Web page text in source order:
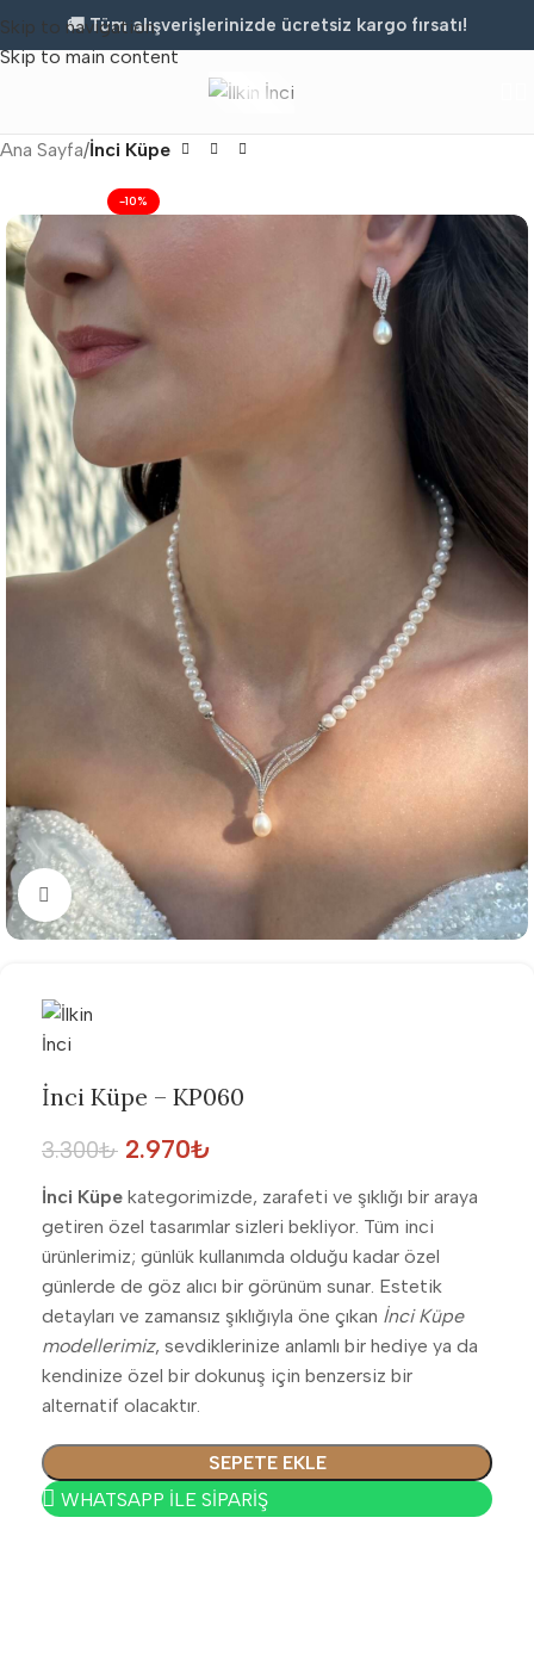
Skip to navigation
Skip to main content
🚚 Tüm alışverişlerinizde ücretsiz kargo fırsatı!
Ana Sayfa İnci Küpe
-10%
Büyütmek için tıklayın
İnci Küpe – KP060
3.300₺ 2.970₺
İnci Küpe kategorimizde, zarafeti ve şıklığı bir araya
getiren özel tasarımlar sizleri bekliyor. Tüm inci
ürünlerimiz; günlük kullanımda olduğu kadar özel
günlerde de göz alıcı bir görünüm sunar. Estetik
detayları ve zamansız şıklığıyla öne çıkan İnci Küpe
modellerimiz, sevdiklerinize anlamlı bir hediye ya da
kendinize özel bir dokunuş için benzersiz bir
alternatif olacaktır.
SEPETE EKLE
WHATSAPP İLE SİPARİŞ